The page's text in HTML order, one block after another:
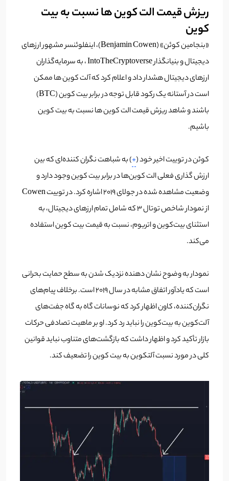
ریزش قیمت الت کوین ها نسبت به بیت
کوین
«بنجامین کوئن» (Benjamin Cowen)، اینفلوئنسر مشهور ارزهای
دیجیتال و بنیانگذار IntoTheCryptoverse ، به سرمایه‌گذاران
ارزهای دیجیتال هشدار داد و اعلام کرد که آلت کوین ها ممکن
است در آستانه یک رکود قابل توجه در برابر بیت کوین (BTC)
باشند و شاهد ریزش قیمت الت کوین ها نسبت به بیت کوین
باشیم.
کوئن در توییت اخیر خود (+) به شباهت نگران کننده‌ای که بین
ارزش گذاری فعلی الت کوین‌ها در برابر بیت کوین وجود دارد و
وضعیت مشاهده شده در جولای 2019 اشاره کرد. در توییت Cowen
از نمودار شاخص توتال 3 که شامل تمام ارزهای دیجیتال، به
استثنای بیت‌کوین و اتریوم، نسبت به قیمت بیت کوین استفاده
می‌کند.
نمودار به وضوح نشان دهنده نزدیک شدن به سطح حمایت بحرانی
است که یادآور اتفاق مشابه در سال 2019 است. برخلاف پیام‌های
نگران‌کننده، کاون اظهار کرد که نوسانات گاه به گاه جفت‌های
آلت‌کوین به بیت‌کوین را نباید رد کرد. او بر ماهیت تصادفی حرکات
بازار تأکید کرد و اظهار داشت که بازگشت‌های متناوب نباید قوانین
کلی در مورد نسبت آلتکوین به بیت کوین را تضعیف کند.